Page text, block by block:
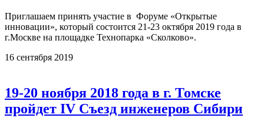
Приглашаем принять участие в Форуме «Открытые
инновации», который состоится 21-23 октября 2019 года в
г.Москве на площадке Технопарка «Сколково».
16 сентября 2019
19-20 ноября 2018 года в г. Томске
пройдет IV Съезд инженеров Сибири